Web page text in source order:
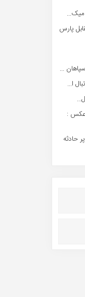
میک...
پارس
...
ا...
عکس :
حادثه